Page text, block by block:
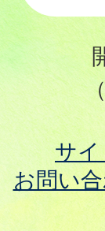
サ
お問い